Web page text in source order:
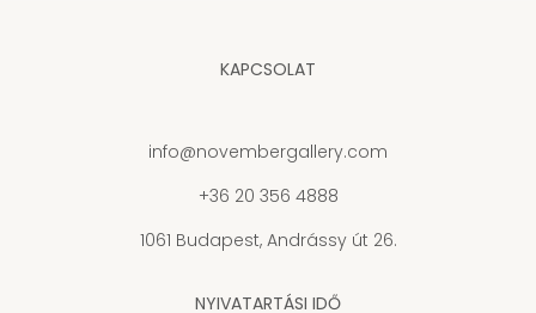
KAPCSOLAT
info@novembergallery.com
+36 20 356 4888
1061 Budapest, Andrássy út 26.
NYIVATARTÁSI IDŐ